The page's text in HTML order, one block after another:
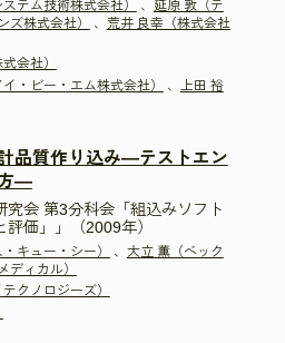
テム技術株式会社） 、 延原 敦（テ
ズ株式会社）
、 荒井 良幸（株式会社
会社）
・ビー・エム株式会社） 、
上田 裕
品質作り込み―テストエン
―
究会 第3分科会「組込みソフト
価」」（2009年）
キュー・シー） 、 大立 薫（ベック
ディカル）
クノロジーズ）